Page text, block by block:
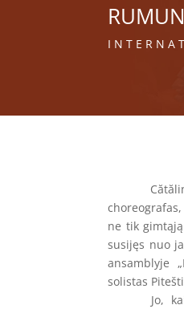
Cătălin
ne tik
susijęs nuo
ansamblyje
solistas
Jo, kaip